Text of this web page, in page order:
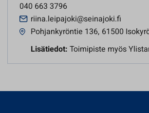
040 663 3796
riina.leipajoki@seinajoki.fi
Pohjankyröntie 136, 61500
Lisätiedot: Toimipiste myös